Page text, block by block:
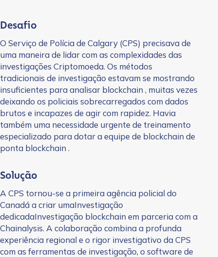
Desafio
O Serviço de Polícia de Calgary (CPS) precisava de
uma maneira de lidar com as complexidades das
investigações Criptomoeda. Os métodos
tradicionais de investigação estavam se mostrando
insuficientes para analisar blockchain , muitas vezes
deixando os policiais sobrecarregados com dados
brutos e incapazes de agir com rapidez. Havia
também uma necessidade urgente de treinamento
especializado para dotar a equipe de blockchain de
ponta blockchain .
Solução
A CPS tornou-se a primeira agência policial do
Canadá a criar umaInvestigação
dedicadaInvestigação blockchain em parceria com a
Chainalysis. A colaboração combina a profunda
experiência regional e o rigor investigativo da CPS
com as ferramentas de investigação, o software de